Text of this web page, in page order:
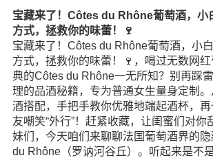
宝藏来了！Côtes du Rhône葡萄酒，小
方式，拯救你的味蕾！🍷
宝藏来了！Côtes du Rhône葡萄酒，小
方式，拯救你的味蕾！🍷，喝过无数网
典的Côtes du Rhône一无所知？别再踩
理的品酒秘籍，专为普通女生量身定制
酒搭配，手把手教你优雅地端起酒杯，
友嘲笑“外行”！赶紧收藏，让闺蜜们对你
妹们，今天咱们来聊聊法国葡萄酒界的
du Rhône（罗讷河谷丘）。听起来是不